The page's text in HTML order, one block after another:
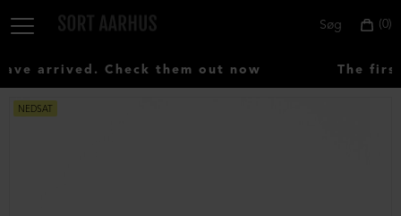
0
Søg
arrived. Check them out now The first
NEDSAT